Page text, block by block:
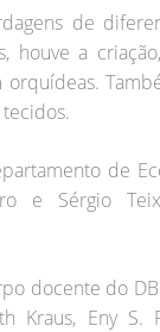
de
houve a
de
e Sérgio
docente do
Kraus, Eny